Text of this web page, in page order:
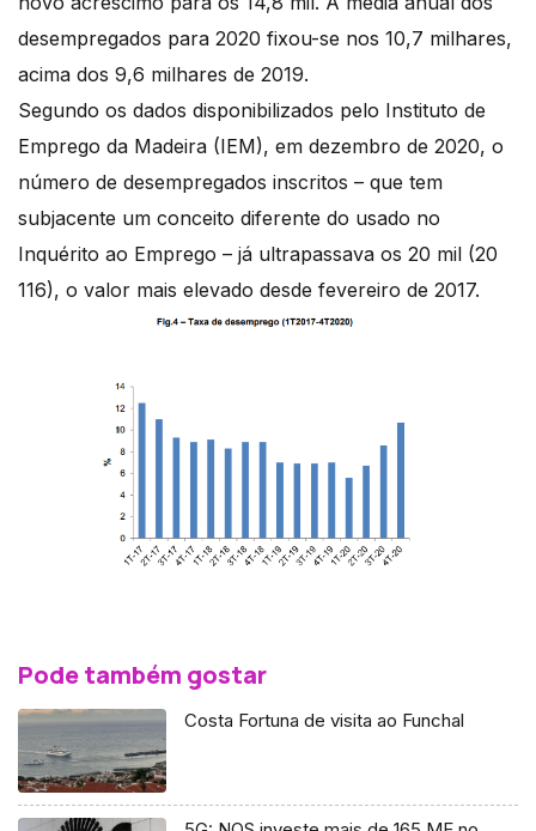
desempregados para 2020 fixou-se nos 10,7 milhares,
acima dos 9,6 milhares de 2019.
Segundo os dados disponibilizados pelo Instituto de
Emprego da Madeira (IEM), em dezembro de 2020, o
número de desempregados inscritos – que tem
subjacente um conceito diferente do usado no
Inquérito ao Emprego – já ultrapassava os 20 mil (20
116), o valor mais elevado desde fevereiro de 2017.
Pode também gostar
Costa Fortuna de visita ao Funchal